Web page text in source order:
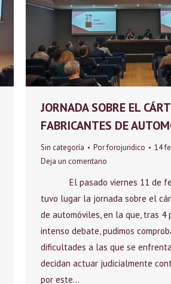
JORNADA SOBRE EL
FABRICANTES DE
Sin categoría Porforojuridico
14
Deja un comentario
El pasado viernes 11 de
tuvo lugar la jornada sobre el
de automóviles, en la que, tras 4
intenso debate, pudimos
dificultades a las que se
decidan actuar judicialmente
por este…